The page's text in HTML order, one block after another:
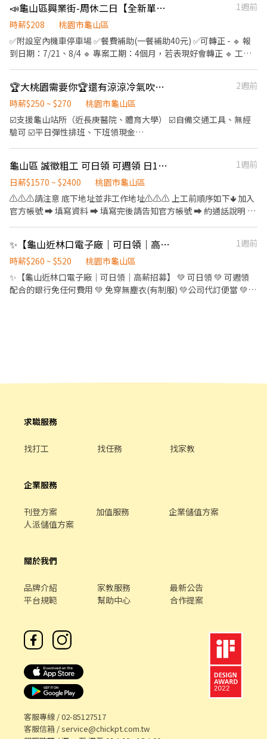
82600) (>改季發分4份<) 《休假制度》 做二休二 固定日/夜班 (月休
15-16天) 《上班地點》 華亞科技園區 - 美光科技 桃園市龜山區華亞
五路2號
0700-1500 中班：1500-2300 大夜班：2300-0700 **大夜班需先安
排白天排班教育訓練(至少一週)，才能獨立上大夜班，需可配合 時
段班：1000-1800 / 1500-1900
📣龜山區興業街-周休二日【全新單位誠徵長期】作業員_限時招募
1週前
時薪$208
桃園市龜山區
✅附設室內機車停車場 ✅餐費補助(一餐補助40元) ✅可轉正 - 🔹 報
到日期：7/21、8/4 🔹 專案工期：4個月，若表現好會轉正 🔹 工作
1700(需可配合加班1-4小時) 🔹✅ 薪資:35000起薪(含全勤1000)，
換算時薪208/H起，配合加班可達48000 🔹【休息時間】:上下午各
休息10分，午餐休息40分，實際工時8H 🔹【休假方式】:周一到
五，周休六日(六有可能須配合加班) - ✭【工作條件】：需可配合訂
🏆大桃園需要你🏆還有涼涼冷氣吹🏆下班領高薪250~270/H🏆大夜理貨員B2
2週前
時薪$250 ~ $270
桃園市龜山區
☑️支援龜山站所（近長庚醫院、體育大學） ☑️自備交通工具、無經
驗可 ☑️平日彈性排班、下班領現金
23:30 ✨工作內容：冷藏、冷凍環境堆疊籠車、貨物整理 ✨工作時
間：凌晨 00:30 ~ 早上05:00 ✨領薪制度：$250/H ▶️下班領現金(扣
勞保費用20元/天) - 🏠地點2 ✨集合地點：龜山區萬壽路一段158號
(https://reurl.cc/GgE3EW) ✨集合時間：凌晨 00:00 ✨工作內容：
須配合至理貨結束❗❗ ➖➖➖➖⭐️⬇️⬇️ 應徵方式看這邊⬇️⬇️ ⭐️➖➖➖➖ 1️⃣
☎️【潔西專員】 0906811333 / 官方 ʟɪɴᴇ ID ➤ @lisin888 （力信公
司） 2️⃣線上應徵 https://lin.ee/jfRTCbq 👉截圖職缺內容+ʟɪɴᴇ 詢
問最快速
龜山區 誠徵粗工 可日領 可週領 日1570起
1週前
日薪$1570 ~ $2400
桃園市龜山區
⚠️⚠️⚠️請注意 底下地址並非工作地址⚠️⚠️⚠️ 上工前順序如下🢃 加入
官方帳號 ➡ 填寫資料 ➡ 填寫完後請告知官方帳號 ➡ 約通話說明 ➡
場有搬運車)等 依現場主管要求完成工作內容 👷‍♂️粗工 $1570起/日 加
班1小時$275(長期配合 報酬漸增) 👷🏻打石工 $2400起/日 大支
+$100 加班1小時$350 👷🏻當月做滿23工 獎金$1000 👷🏻介紹獎金
$1000(詳細規定另外說明) 領錢方式⬇️ 1.日領匯款 2.週領匯款 3.週領
✨【龜山近林口電子廠｜可日領｜高薪招募】
1週前
時薪$260 ~ $520
桃園市龜山區
✨【龜山近林口電子廠｜可日領｜高薪招募】 💚 可日領 💚 可週領
配合的銀行免任何費用 💚 免穿無塵衣(有制服) 💚公司代訂便當 💚冷
求職服務
找打工 找任務 找家教
企業服務
刊登方案 加值服務
企業儲值方案
人派儲值方案
關於我們
品牌介紹 家教服務
最新公告
平台規範
幫助中心 合作提案
客服專線 /02-85127517
客服信箱 /service@chickpt.com.tw